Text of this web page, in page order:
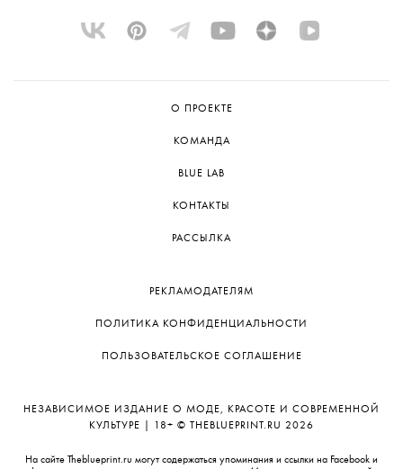
О ПРОЕКТЕ
КОМАНДА
BLUE LAB
КОНТАКТЫ
РАССЫЛКА
РЕКЛАМОДАТЕЛЯМ
ПОЛИТИКА КОНФИДЕНЦИАЛЬНОСТИ
ПОЛЬЗОВАТЕЛЬСКОЕ СОГЛАШЕНИЕ
НЕЗАВИСИМОЕ ИЗДАНИЕ О МОДЕ, КРАСОТЕ И СОВРЕМЕННОЙ
КУЛЬТУРЕ | 18+ © THEBLUEPRINT.RU 2026
На сайте Theblueprint.ru могут содержаться упоминания и ссылки на Facebook и